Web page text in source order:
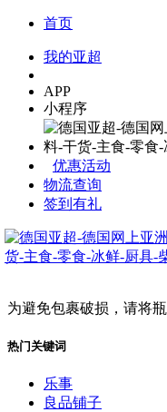
首页
我的亚超
APP
小程序
优惠活动
物流查询
签到有礼
为避免包裹破损，请将
热门关键词
乐事
良品铺子